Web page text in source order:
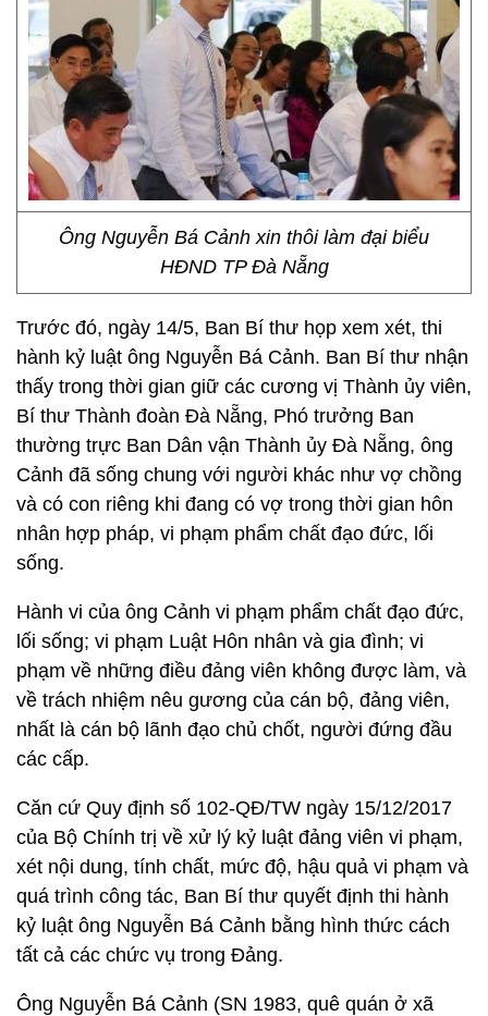
Ông Nguyễn Bá Cảnh xin thôi làm đại biểu
HĐND TP Đà Nẵng
Trước đó, ngày 14/5, Ban Bí thư họp xem xét, thi
hành kỷ luật ông Nguyễn Bá Cảnh. Ban Bí thư nhận
thấy trong thời gian giữ các cương vị Thành ủy viên,
Bí thư Thành đoàn Đà Nẵng, Phó trưởng Ban
thường trực Ban Dân vận Thành ủy Đà Nẵng, ông
Cảnh đã sống chung với người khác như vợ chồng
và có con riêng khi đang có vợ trong thời gian hôn
nhân hợp pháp, vi phạm phẩm chất đạo đức, lối
sống.
Hành vi của ông Cảnh vi phạm phẩm chất đạo đức,
lối sống; vi phạm Luật Hôn nhân và gia đình; vi
phạm về những điều đảng viên không được làm, và
về trách nhiệm nêu gương của cán bộ, đảng viên,
nhất là cán bộ lãnh đạo chủ chốt, người đứng đầu
các cấp.
Căn cứ Quy định số 102-QĐ/TW ngày 15/12/2017
của Bộ Chính trị về xử lý kỷ luật đảng viên vi phạm,
xét nội dung, tính chất, mức độ, hậu quả vi phạm và
quá trình công tác, Ban Bí thư quyết định thi hành
kỷ luật ông Nguyễn Bá Cảnh bằng hình thức cách
tất cả các chức vụ trong Đảng.
Ông Nguyễn Bá Cảnh (SN 1983, quê quán ở xã